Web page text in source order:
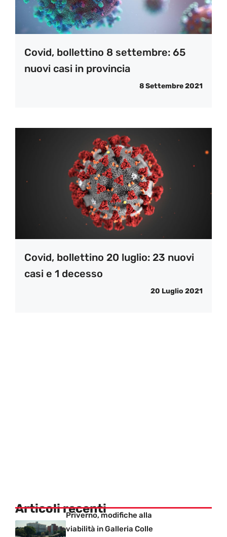
Covid, bollettino 8 settembre: 65
nuovi casi in provincia
8 Settembre 2021
Covid, bollettino 20 luglio: 23 nuovi
casi e 1 decesso
20 Luglio 2021
Articoli recentiPriverno, modifiche alla
viabilità in Galleria Colle